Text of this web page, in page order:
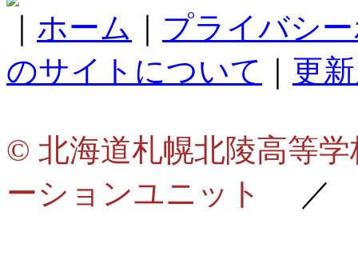
ホーム
プライバシ
のサイトについて
更
© 北海道札幌北陵高等
ーションユニット
／